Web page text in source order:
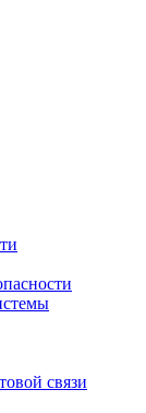
связи